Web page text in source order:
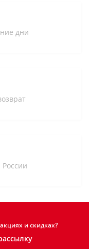
дни
России
и скидках?